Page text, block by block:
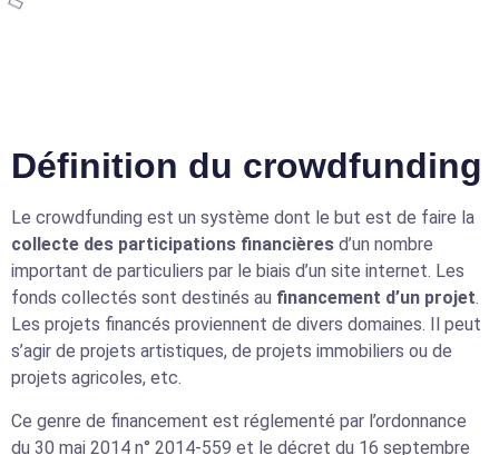
Définition du crowdfunding
Le crowdfunding est un système dont le but est de faire la
collecte des participations financières d’un nombre
important de particuliers par le biais d’un site internet. Les
fonds collectés sont destinés au financement d’un projet.
Les projets financés proviennent de divers domaines. Il peut
s’agir de projets artistiques, de projets immobiliers ou de
projets agricoles, etc.
Ce genre de financement est réglementé par l’ordonnance
du 30 mai 2014 n° 2014-559 et le décret du 16 septembre